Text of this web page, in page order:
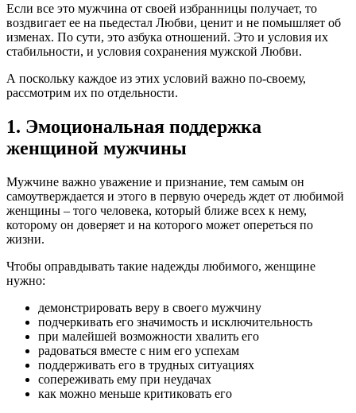
Если все это мужчина от своей избранницы получает, то
воздвигает ее на пьедестал Любви, ценит и не помышляет об
изменах. По сути, это азбука отношений. Это и условия их
стабильности, и условия сохранения мужской Любви.
А поскольку каждое из этих условий важно по-своему,
рассмотрим их по отдельности.
1. Эмоциональная поддержка
женщиной мужчины
Мужчине важно уважение и признание, тем самым он
самоутверждается и этого в первую очередь ждет от любимой
женщины – того человека, который ближе всех к нему,
которому он доверяет и на которого может опереться по
жизни.
Чтобы оправдывать такие надежды любимого, женщине
нужно:
демонстрировать веру в своего мужчину
подчеркивать его значимость и исключительность
при малейшей возможности хвалить его
радоваться вместе с ним его успехам
поддерживать его в трудных ситуациях
сопереживать ему при неудачах
как можно меньше критиковать его